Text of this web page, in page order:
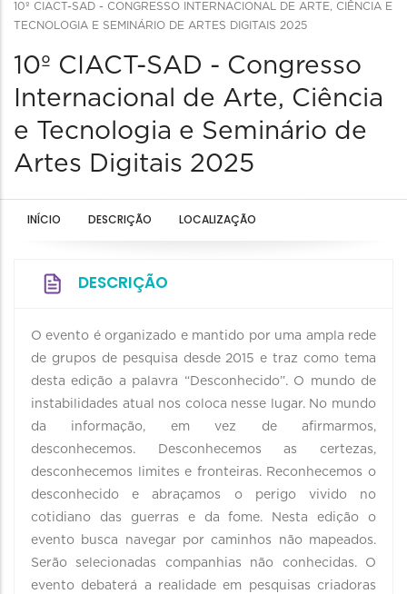
10º CIACT-SAD - CONGRESSO INTERNACIONAL DE ARTE, CIÊNCIA E
TECNOLOGIA E SEMINÁRIO DE ARTES DIGITAIS 2025
10º CIACT-SAD - Congresso
Internacional de Arte, Ciência
e Tecnologia e Seminário de
Artes Digitais 2025
INÍCIO DESCRIÇÃO LOCALIZAÇÃO
DESCRIÇÃO
O evento é organizado e mantido por uma ampla rede
de grupos de pesquisa desde 2015 e traz como tema
desta edição a palavra “Desconhecido”. O mundo de
instabilidades atual nos coloca nesse lugar. No mundo
da informação, em vez de afirmarmos,
desconhecemos. Desconhecemos as certezas,
desconhecemos limites e fronteiras. Reconhecemos o
desconhecido e abraçamos o perigo vivido no
cotidiano das guerras e da fome. Nesta edição o
evento busca navegar por caminhos não mapeados.
Serão selecionadas companhias não conhecidas. O
evento debaterá a realidade em pesquisas criadoras